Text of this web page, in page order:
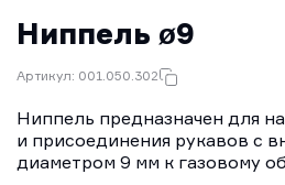
Ниппель ø9
Артикул: 001.050.302
Ниппель предназначен для
и присоединения рукавов с
диаметром 9 мм к газовому